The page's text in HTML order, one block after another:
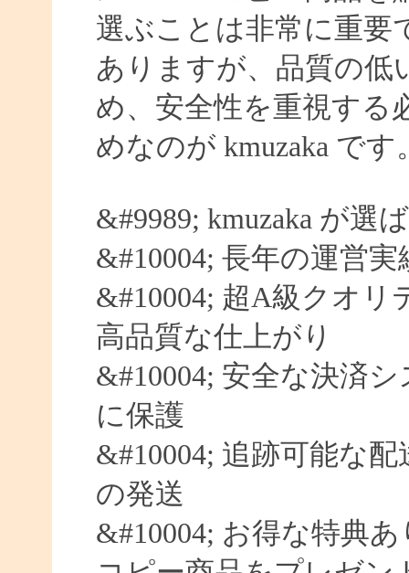
選ぶことは非常に重要
ありますが、品質の低
め、安全性を重視する
めなのが kmuzaka です
&#9989; kmuzaka が選
&#10004; 長年の運営
&#10004; 超A級クオリ
高品質な仕上がり
&#10004; 安全な決済
に保護
&#10004; 追跡可能な
の発送
&#10004; お得な特典